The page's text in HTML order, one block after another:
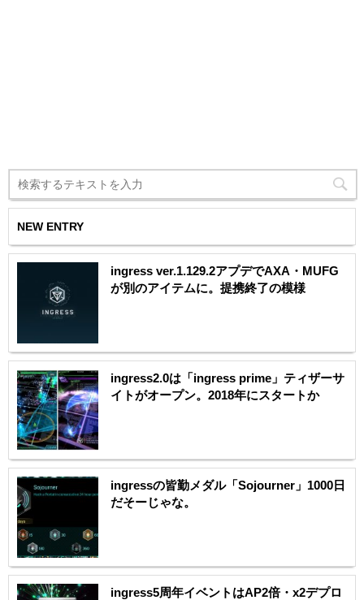
NEW ENTRY
ingress ver.1.129.2アプデでAXA・MUFG
が別のアイテムに。提携終了の模様
ingress2.0は「ingress prime」ティザーサ
イトがオープン。2018年にスタートか
ingressの皆勤メダル「Sojourner」1000日
だそーじゃな。
ingress5周年イベントはAP2倍・x2デプロ